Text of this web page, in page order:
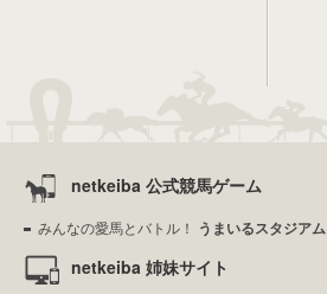
netkeiba 公式競馬ゲーム
みんなの愛馬とバトル！ うまいるスタジアム
netkeiba 姉妹サイト